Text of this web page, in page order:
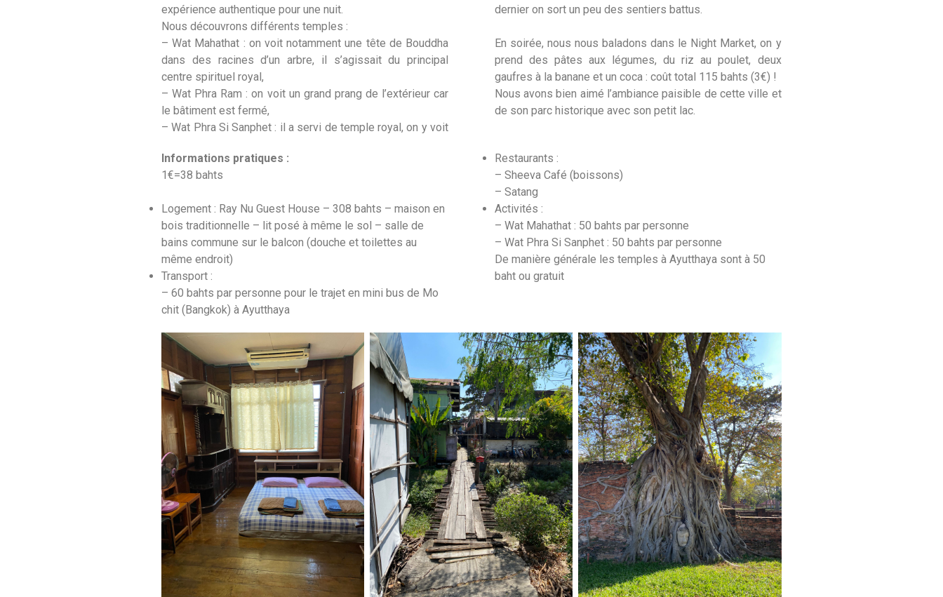
expérience authentique pour une nuit.
Nous découvrons différents temples :
– Wat Mahathat : on voit notamment une tête de Bouddha
dans des racines d’un arbre, il s’agissait du principal
centre spirituel royal,
– Wat Phra Ram : on voit un grand prang de l’extérieur car
le bâtiment est fermé,
– Wat Phra Si Sanphet : il a servi de temple royal, on y voit
dernier on sort un peu des sentiers battus.
En soirée, nous nous baladons dans le Night Market, on y
prend des pâtes aux légumes, du riz au poulet, deux
gaufres à la banane et un coca : coût total 115 bahts (3€) !
Nous avons bien aimé l’ambiance paisible de cette ville et
de son parc historique avec son petit lac.
Informations pratiques :
1€=38 bahts
Logement : Ray Nu Guest House – 308 bahts – maison en
bois traditionnelle – lit posé à même le sol – salle de
bains commune sur le balcon (douche et toilettes au
même endroit)
Transport :
– 60 bahts par personne pour le trajet en mini bus de Mo
chit (Bangkok) à Ayutthaya
Restaurants :
– Sheeva Café (boissons)
– Satang
Activités :
– Wat Mahathat : 50 bahts par personne
– Wat Phra Si Sanphet : 50 bahts par personne
De manière générale les temples à Ayutthaya sont à 50
baht ou gratuit